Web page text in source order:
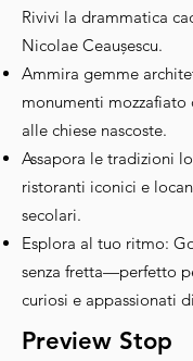
Rivivi la drammatica
Nicolae Ceaușescu.
Ammira gemme
monumenti
alle chiese nascoste.
Assapora le tradizioni
ristoranti iconici e
secolari.
Esplora al tuo ritmo:
senza fretta—perfetto
curiosi e appassionati
Preview Stop